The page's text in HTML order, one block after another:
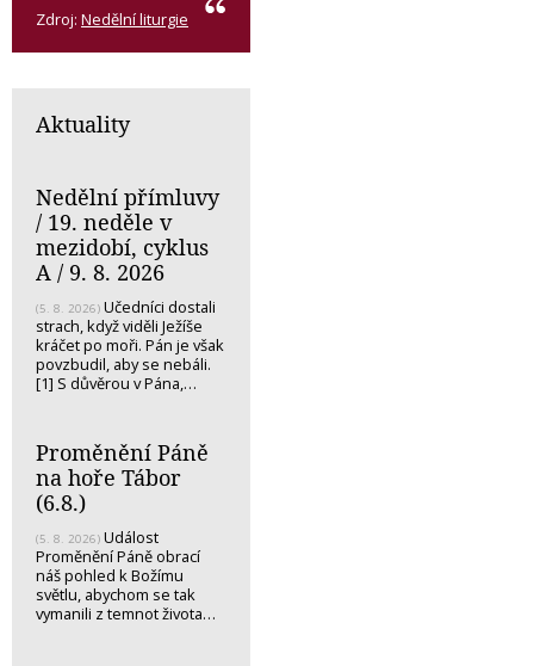
Zdroj: Nedělní liturgie
Aktuality
Nedělní přímluvy
/ 19. neděle v
mezidobí, cyklus
A / 9. 8. 2026
(5. 8. 2026) Učedníci dostali
strach, když viděli Ježíše
kráčet po moři. Pán je však
povzbudil, aby se nebáli.
[1] S důvěrou v Pána,…
Proměnění Páně
na hoře Tábor
(6.8.)
(5. 8. 2026) Událost
Proměnění Páně obrací
náš pohled k Božímu
světlu, abychom se tak
vymanili z temnot života…